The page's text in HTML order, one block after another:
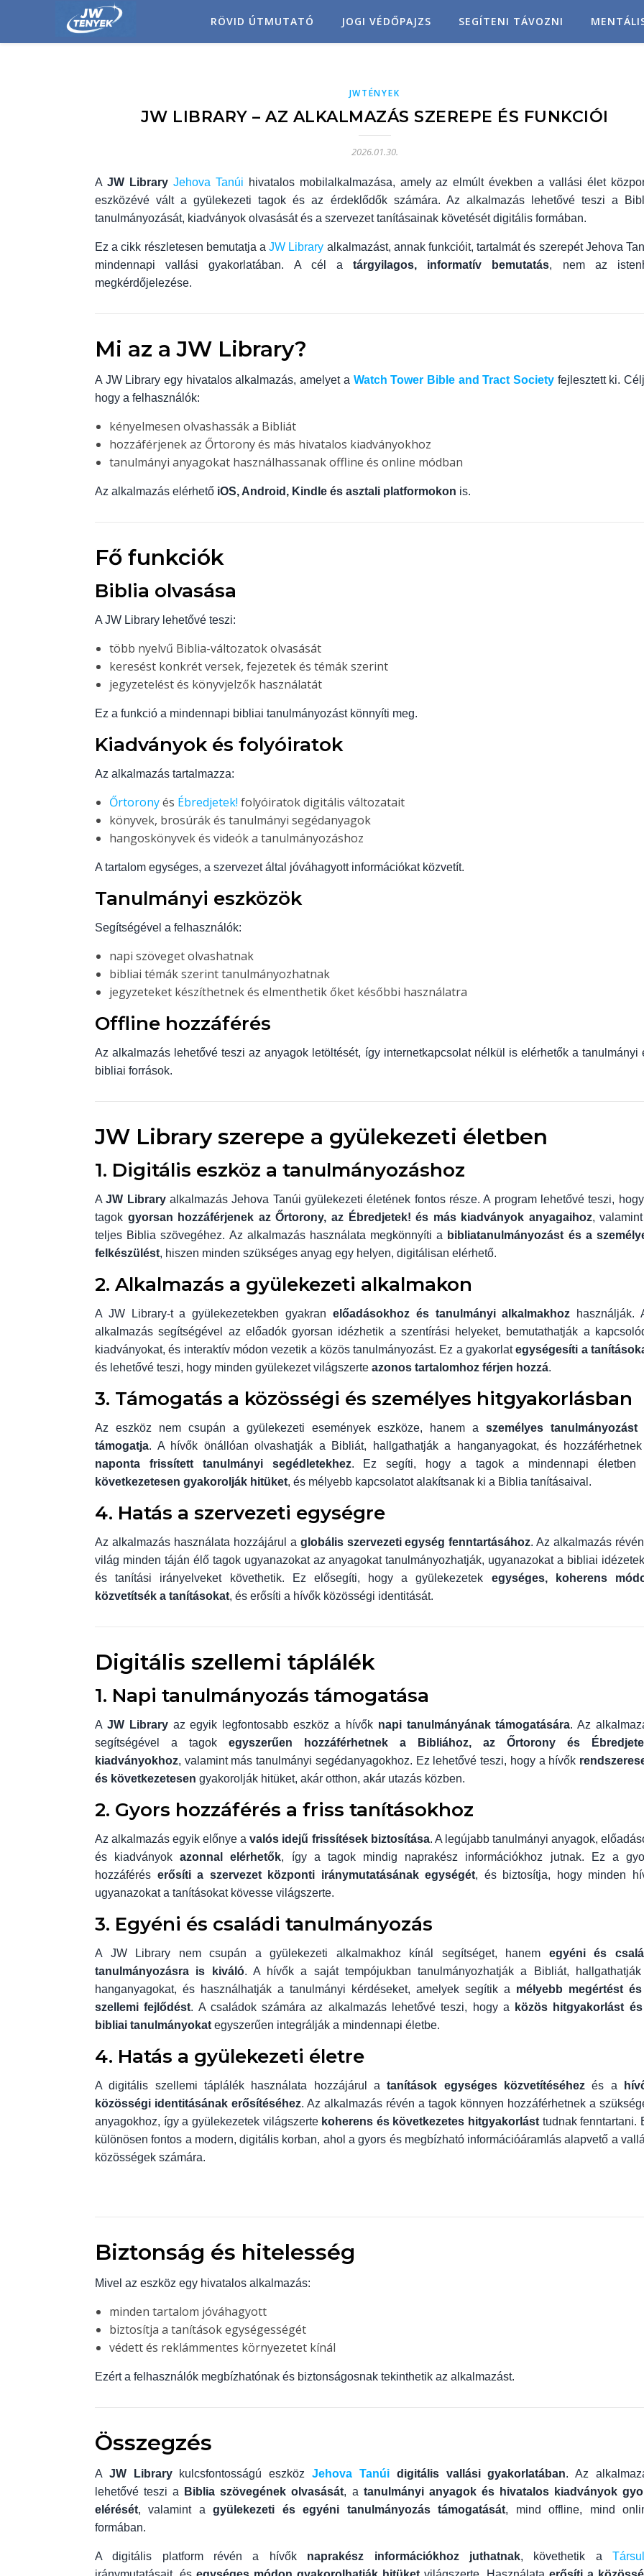
RÖVID ÚTMUTATÓ JOGI VÉDŐPAJZS SEGÍTENI TÁVOZNI
JWTÉNYEK
JW LIBRARY – AZ ALKALMAZÁS SZEREPE ÉS FUNKCIÓI
2026.01.30.
A JW Library Jehova Tanúi hivatalos mobilalkalmazása, amely az elmúlt években a vallási élet
eszközévé vált a gyülekezeti tagok és az érdeklődők számára. Az alkalmazás lehetővé teszi a
tanulmányozását, kiadványok olvasását és a szervezet tanításainak követését digitális formában.
Ez a cikk részletesen bemutatja aJW Library alkalmazást, annak funkcióit, tartalmát és szerepét Jehova
mindennapi vallási gyakorlatában. A cél atárgyilagos, informatív bemutatás, nem az
megkérdőjelezése.
Mi az a JW Library?
A JW Library egy hivatalos alkalmazás, amelyet a Watch Tower Bible and Tract Societyfejlesztett ki.
hogy a felhasználók:
kényelmesen olvashassák a Bibliát
hozzáférjenek az Őrtorony és más hivatalos kiadványokhoz
tanulmányi anyagokat használhassanak offline és online módban
Az alkalmazás elérhető iOS, Android, Kindle és asztali platformokon is.
Fő funkciók
Biblia olvasása
A JW Library lehetővé teszi:
több nyelvű Biblia-változatok olvasását
keresést konkrét versek, fejezetek és témák szerint
jegyzetelést és könyvjelzők használatát
Ez a funkció a mindennapi bibliai tanulmányozást könnyíti meg.
Kiadványok és folyóiratok
Az alkalmazás tartalmazza:
Őrtoronyés Ébredjetek! folyóiratok digitális változatait
könyvek, brosúrák és tanulmányi segédanyagok
hangoskönyvek és videók a tanulmányozáshoz
A tartalom egységes, a szervezet által jóváhagyott információkat közvetít.
Tanulmányi eszközök
Segítségével a felhasználók:
napi szöveget olvashatnak
bibliai témák szerint tanulmányozhatnak
jegyzeteket készíthetnek és elmenthetik őket későbbi használatra
Offline hozzáférés
Az alkalmazás lehetővé teszi az anyagok letöltését, így internetkapcsolat nélkül is elérhetők a tanulmányi
bibliai források.
JW Library szerepe a gyülekezeti életben
1. Digitális eszköz a tanulmányozáshoz
AJW Libraryalkalmazás Jehova Tanúi gyülekezeti életének fontos része. A program lehetővé teszi,
tagok gyorsan hozzáférjenek az Őrtorony, az Ébredjetek! és más kiadványok anyagaihoz,
teljes Biblia szövegéhez. Az alkalmazás használata megkönnyíti a bibliatanulmányozást és a
felkészülést, hiszen minden szükséges anyag egy helyen, digitálisan elérhető.
2. Alkalmazás a gyülekezeti alkalmakon
A JW Library-t a gyülekezetekben gyakran előadásokhoz és tanulmányi alkalmakhoz használják.
alkalmazás segítségével az előadók gyorsan idézhetik a szentírási helyeket, bemutathatják a
kiadványokat, és interaktív módon vezetik a közös tanulmányozást. Ez a gyakorlategységesíti a
és lehetővé teszi, hogy minden gyülekezet világszerte azonos tartalomhoz férjen hozzá.
3. Támogatás a közösségi és személyes hitgyakorlásban
Az eszköz nem csupán a gyülekezeti események eszköze, hanem aszemélyes tanulmányozást
támogatja. A hívők önállóan olvashatják a Bibliát, hallgathatják a hanganyagokat, és
naponta frissített tanulmányi segédletekhez. Ez segíti, hogy a tagok a mindennapi életben
következetesen gyakorolják hitüket, és mélyebb kapcsolatot alakítsanak ki a Biblia tanításaival.
4. Hatás a szervezeti egységre
Az alkalmazás használata hozzájárul a globális szervezeti egység fenntartásához. Az alkalmazás
világ minden táján élő tagok ugyanazokat az anyagokat tanulmányozhatják, ugyanazokat a bibliai
és tanítási irányelveket követhetik. Ez elősegíti, hogy a gyülekezetek egységes, koherens
közvetítsék a tanításokat, és erősíti a hívők közösségi identitását.
Digitális szellemi táplálék
1. Napi tanulmányozás támogatása
A JW Libraryaz egyik legfontosabb eszköz a hívők napi tanulmányának támogatására. Az
segítségével a tagok egyszerűen hozzáférhetnek a Bibliához, az Őrtorony és
kiadványokhoz, valamint más tanulmányi segédanyagokhoz. Ez lehetővé teszi, hogy a hívők
és következetesen gyakorolják hitüket, akár otthon, akár utazás közben.
2. Gyors hozzáférés a friss tanításokhoz
Az alkalmazás egyik előnye avalós idejű frissítések biztosítása. A legújabb tanulmányi anyagok,
és kiadványokazonnal elérhetők, így a tagok mindig naprakész információkhoz jutnak. Ez a
hozzáférés erősíti a szervezet központi iránymutatásának egységét, és biztosítja, hogy minden
ugyanazokat a tanításokat kövesse világszerte.
3. Egyéni és családi tanulmányozás
A JW Library nem csupán a gyülekezeti alkalmakhoz kínál segítséget, hanem egyéni és
tanulmányozásra is kiváló. A hívők a saját tempójukban tanulmányozhatják a Bibliát,
hanganyagokat, és használhatják a tanulmányi kérdéseket, amelyek segítik a mélyebb megértést
szellemi fejlődést. A családok számára az alkalmazás lehetővé teszi, hogy a
közös hitgyakorlást
bibliai tanulmányokat egyszerűen integrálják a mindennapi életbe.
4. Hatás a gyülekezeti életre
A digitális szellemi táplálék használata hozzájárul atanítások egységes közvetítéséhez és a
közösségi identitásának erősítéséhez. Az alkalmazás révén a tagok könnyen hozzáférhetnek a
anyagokhoz, így a gyülekezetek világszerte koherens és következetes hitgyakorlást tudnak fenntartani.
különösen fontos a modern, digitális korban, ahol a gyors és megbízható információáramlás alapvető a
közösségek számára.
Biztonság és hitelesség
Mivel az eszköz egy hivatalos alkalmazás:
minden tartalom jóváhagyott
biztosítja a tanítások egységességét
védett és reklámmentes környezetet kínál
Ezért a felhasználók megbízhatónak és biztonságosnak tekinthetik az alkalmazást.
Összegzés
A JW Librarykulcsfontosságú eszközJehova Tanúidigitális vallási gyakorlatában. Az
lehetővé teszi a
Biblia szövegének olvasását, a tanulmányi anyagok és hivatalos kiadványok
elérését, valamint agyülekezeti és egyéni tanulmányozás támogatását, mind offline, mind
formában.
A digitális platform révén a hívők naprakész információkhoz juthatnak, követhetik a